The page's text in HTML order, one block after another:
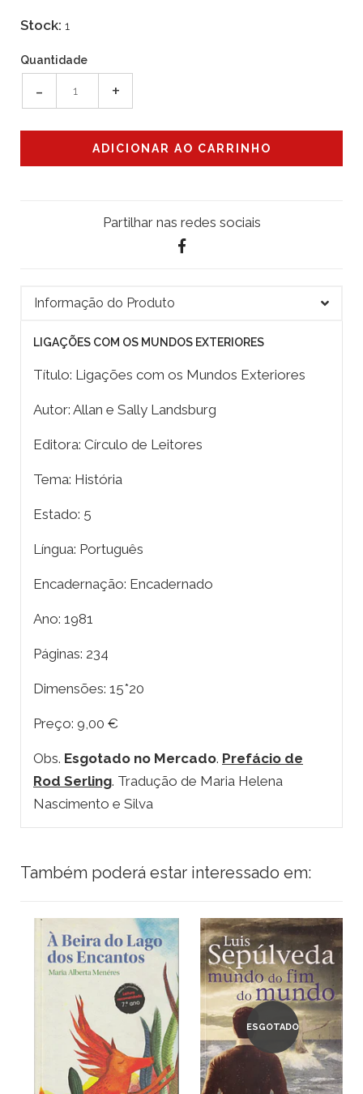
Stock: 1
Quantidade
- +
Partilhar nas redes sociais
Informação do Produto
LIGAÇÕES COM OS MUNDOS EXTERIORES
Título: Ligações com os Mundos Exteriores
Autor: Allan e Sally Landsburg
Editora: Círculo de Leitores
Tema: História
Estado: 5
Língua: Português
Encadernação: Encadernado
Ano: 1981
Páginas: 234
Dimensões: 15*20
Preço: 9,00 €
Obs. Esgotado no Mercado. Prefácio de
Rod Serling. Tradução de Maria Helena
Nascimento e Silva
Também poderá estar interessado em:
ESGOTADO